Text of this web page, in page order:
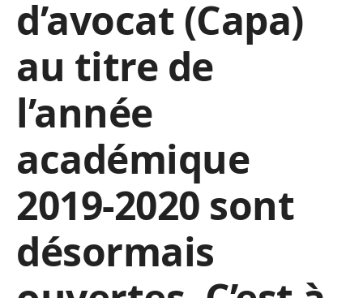
d’avocat (Capa)
au titre de
l’année
académique
2019-2020 sont
désormais